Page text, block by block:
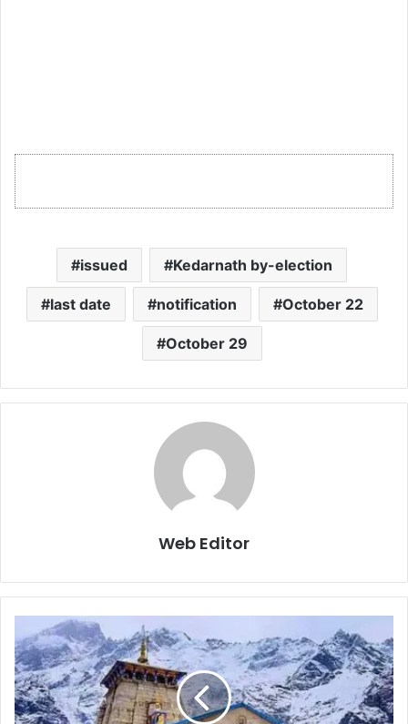
issued Kedarnath by-election
last date notification October 22
October 29
Web Editor